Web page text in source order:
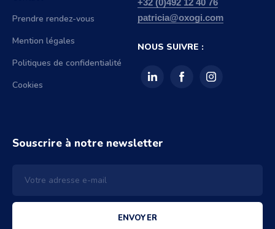
Prendre rendez-vous
Mention légales
Politiques de confidentialité
Cookies
+32 (0)492 12 40 76
patricia@oxogi.com
NOUS SUIVRE :
Souscrire à notre newsletter
ENVOYER